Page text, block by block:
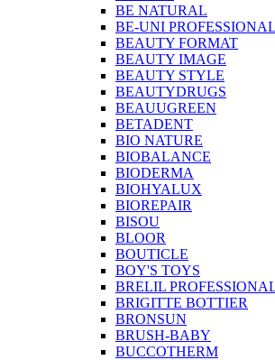
BE NATURAL
BE-UNI PROFESSIONAL
BEAUTY FORMAT
BEAUTY IMAGE
BEAUTY STYLE
BEAUTYDRUGS
BEAUUGREEN
BETADENT
BIO NATURE
BIOBALANCE
BIODERMA
BIOHYALUX
BIOREPAIR
BISOU
BLOOR
BOUTICLE
BOY'S TOYS
BRELIL
BRIGITTE BOTTIER
BRONSUN
BRUSH-BABY
BUCCOTHERM